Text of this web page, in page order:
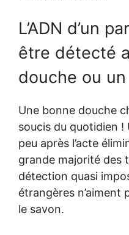
L’ADN d’un
être détecté
douche ou
Une bonne douche
soucis du quotidien !
peu après l’acte
grande majorité des
détection quasi
étrangères n’aiment
le savon.